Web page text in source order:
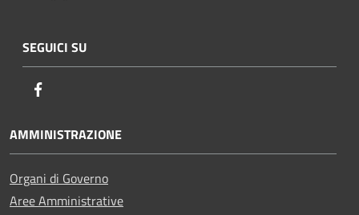
SEGUICI SU
AMMINISTRAZIONE
Organi di Governo
Aree Amministrative